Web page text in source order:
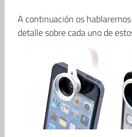
A continuación os
detalle sobre cada uno de